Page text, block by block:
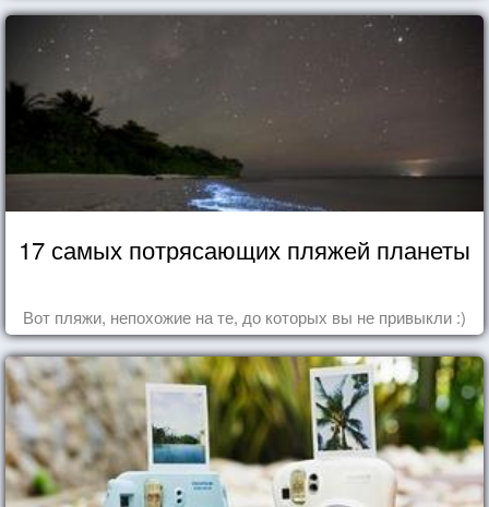
17 самых потрясающих пляжей планеты
Вот пляжи, непохожие на те, до которых вы не привыкли :)